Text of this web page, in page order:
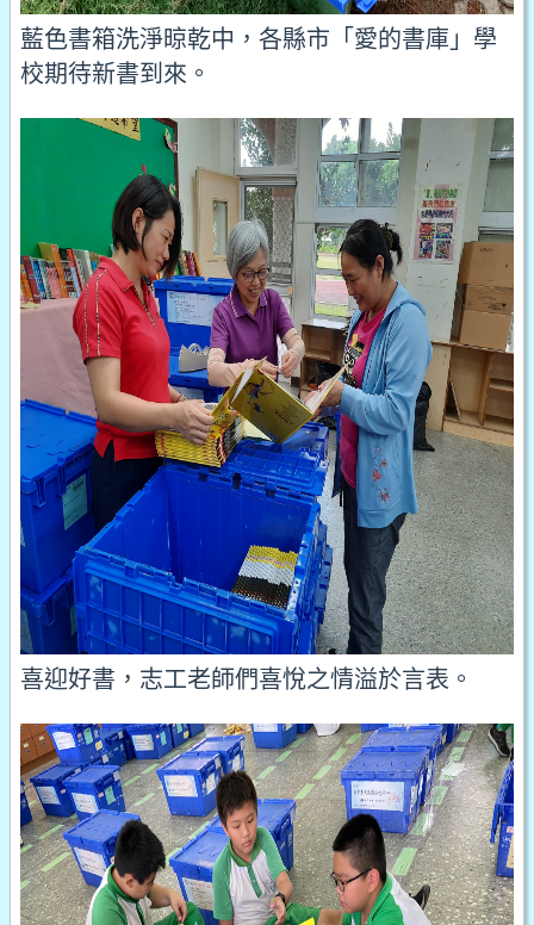
藍色書箱洗淨晾乾中，各縣市「愛的書庫」學
校期待新書到來。
喜迎好書，志工老師們喜悅之情溢於言表。